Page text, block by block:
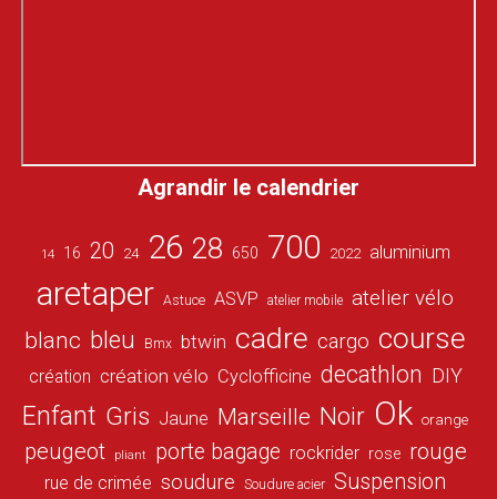
Agrandir le calendrier
14 16 20 24 26 28 650 700 2022 aluminium
aretaper Astuce ASVP atelier mobile atelier vélo
blanc bleu Bmx btwin cadre cargo course
création création vélo Cyclofficine decathlon DIY
Enfant Gris Jaune Marseille Noir Ok orange
peugeot pliant porte bagage rockrider rose rouge
rue de crimée soudure Soudure acier Suspension